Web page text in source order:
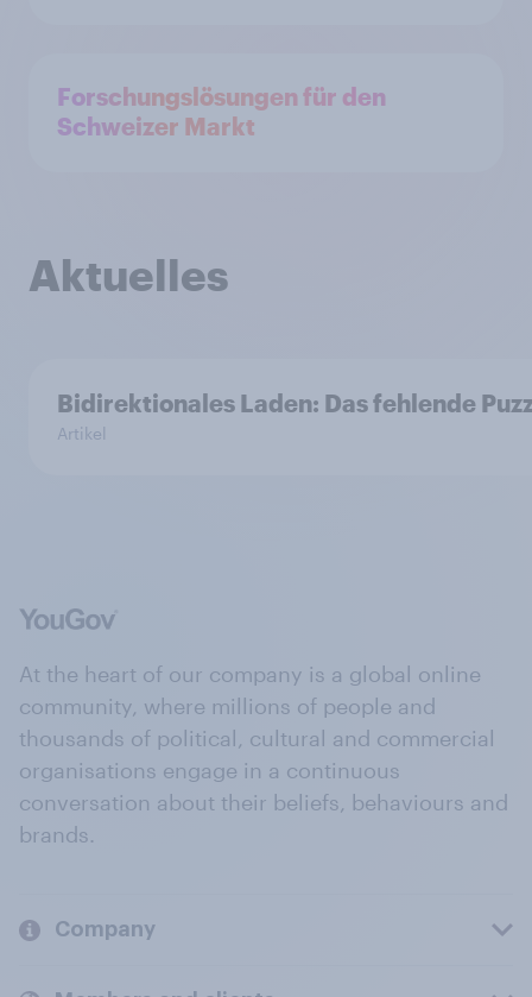
Forschungslösungen für den
Schweizer Markt
Aktuelles
Bidirektionales Laden: Das fehlende
Artikel
At the heart of our company is a global online
community, where millions of people and
thousands of political, cultural and commercial
organisations engage in a continuous
conversation about their beliefs, behaviours and
brands.
Company